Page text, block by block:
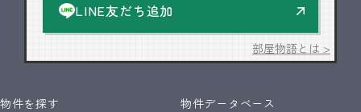
LINE友だち追加
部屋物語とは >
物件を探す 物件データベース